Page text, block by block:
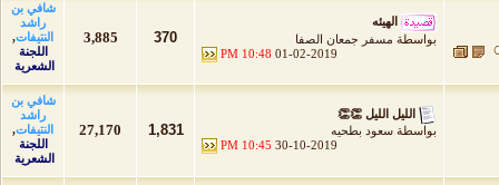
الهيئه
بواسطة مسفر جمعان الصفا
01-02-2019
10:48 PM
370
3,885
شافي بن
راشد
النتيفات,
اللجنة
الشعرية
الليل الليل 👏👏
بواسطة سعود بطحيه
30-10-2019
10:45 PM
1,831
27,170
شافي بن
راشد
النتيفات,
اللجنة
الشعرية